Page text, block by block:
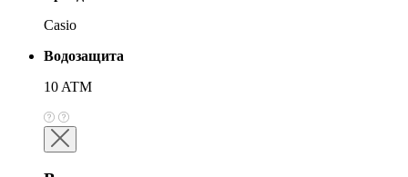
Casio
Водозащита
10 ATM